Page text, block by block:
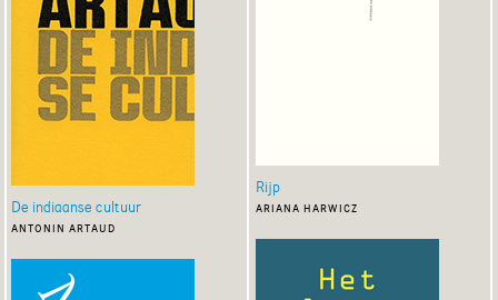
De indiaanse cultuur
antonin artaud
Rijp
ariana harwicz